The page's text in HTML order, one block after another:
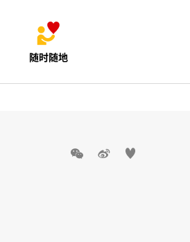
随时随地
  